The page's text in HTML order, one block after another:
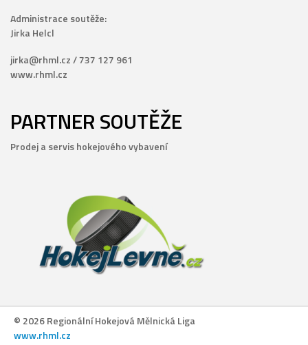
Administrace soutěže:
Jirka Helcl
jirka@rhml.cz / 737 127 961
www.rhml.cz
PARTNER SOUTĚŽE
Prodej a servis hokejového vybavení
© 2026 Regionální Hokejová Mělnická Liga
www.rhml.cz